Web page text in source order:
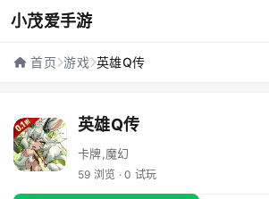
小茂爱手游
英雄Q传 - 小茂爱手游
首页 游戏 英雄Q传
英雄Q传
卡牌,魔幻
59 浏览 · 0 试玩